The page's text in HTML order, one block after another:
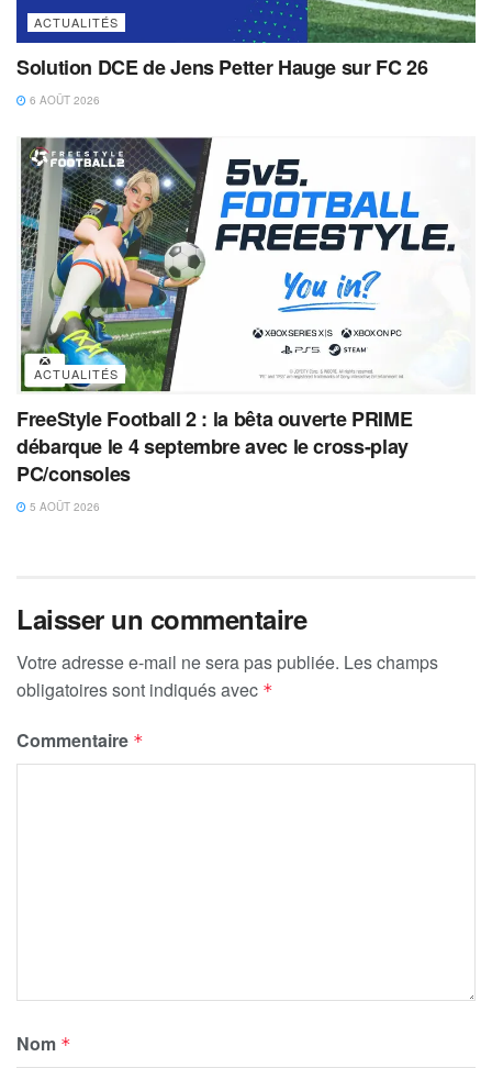
ACTUALITÉS
Solution DCE de Jens Petter Hauge sur FC 26
6 AOÛT 2026
ACTUALITÉS
FreeStyle Football 2 : la bêta ouverte PRIME
débarque le 4 septembre avec le cross-play
PC/consoles
5 AOÛT 2026
Laisser un commentaire
Votre adresse e-mail ne sera pas publiée. Les champs
obligatoires sont indiqués avec *
Commentaire *
Nom *